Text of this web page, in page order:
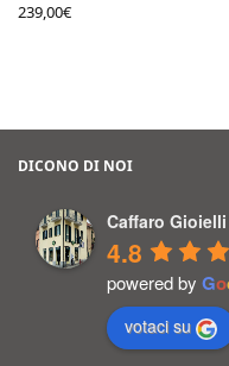
239,00€
DICONO DI NOI
Caffaro Gioielli
4.8
powered by Go
votaci su